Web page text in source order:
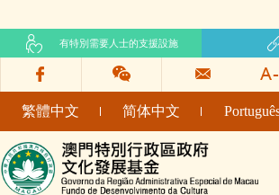
有特別需要人士的支援設施
繁體中文 简体中文
文化發展基金網頁